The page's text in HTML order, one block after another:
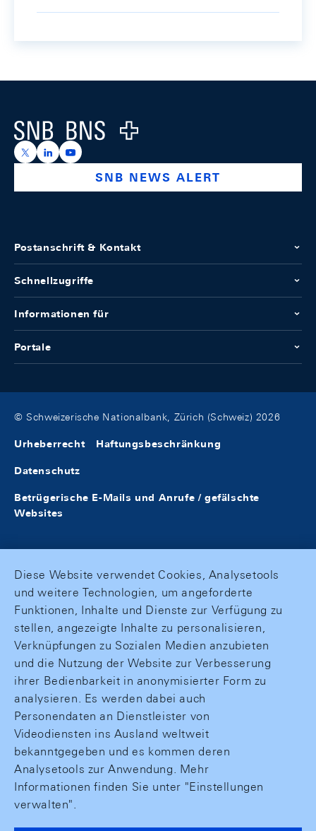
Logo
https://x.com/snb_bns
https://ch.linkedin.com/company/swiss-national-
https://www.youtube.com/@swissnationalbank
SNB NEWS ALERT
Postanschrift & Kontakt
Schnellzugriffe
Informationen für
Portale
© Schweizerische Nationalbank, Zürich (Schweiz) 2026
Urheberrecht Haftungsbeschränkung
Datenschutz
Betrügerische E-Mails und Anrufe / gefälschte
Websites
Diese Website verwendet Cookies, Analysetools
und weitere Technologien, um angeforderte
Funktionen, Inhalte und Dienste zur Verfügung zu
stellen, angezeigte Inhalte zu personalisieren,
Verknüpfungen zu Sozialen Medien anzubieten
und die Nutzung der Website zur Verbesserung
ihrer Bedienbarkeit in anonymisierter Form zu
analysieren. Es werden dabei auch
Personendaten an Dienstleister von
Videodiensten ins Ausland weltweit
bekanntgegeben und es kommen deren
Analysetools zur Anwendung. Mehr
Informationen finden Sie unter "Einstellungen
verwalten".